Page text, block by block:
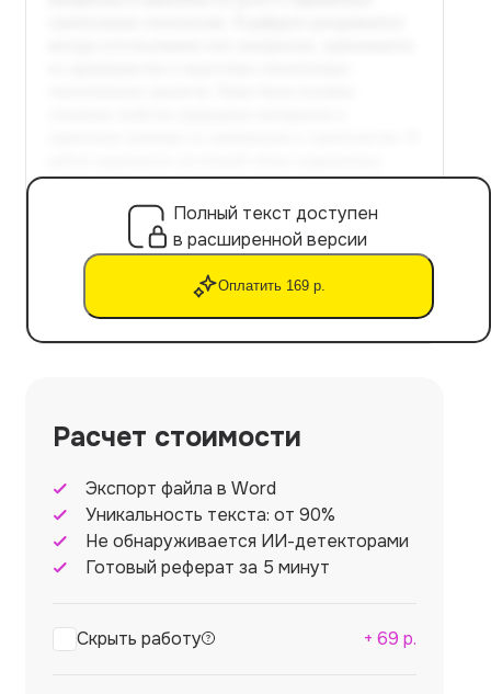
Полный текст доступен
в расширенной версии
Оплатить 169 р.
Расчет стоимости
Экспорт файла в Word
Уникальность текста: от 90%
Не обнаруживается ИИ-детекторами
Готовый реферат за 5 минут
Скрыть работу + 69 р.